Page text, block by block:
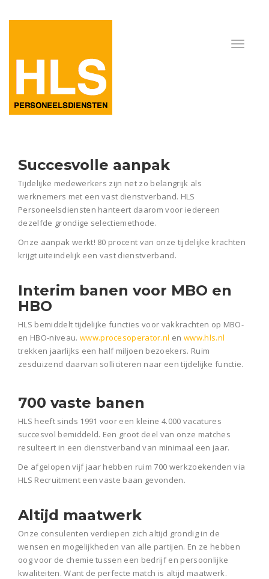
Succesvolle aanpak
Tijdelijke medewerkers zijn net zo belangrijk als
werknemers met een vast dienstverband. HLS
Personeelsdiensten hanteert daarom voor iedereen
dezelfde grondige selectiemethode.
Onze aanpak werkt! 80 procent van onze tijdelijke krachten
krijgt uiteindelijk een vast dienstverband.
Interim banen voor MBO en
HBO
HLS bemiddelt tijdelijke functies voor vakkrachten op MBO-
en HBO-niveau. www.procesoperator.nl enwww.hls.nl
trekken jaarlijks een half miljoen bezoekers. Ruim
zesduizend daarvan solliciteren naar een tijdelijke functie.
700 vaste banen
HLS heeft sinds 1991 voor een kleine 4.000 vacatures
succesvol bemiddeld. Een groot deel van onze matches
resulteert in een dienstverband van minimaal een jaar.
De afgelopen vijf jaar hebben ruim 700 werkzoekenden via
HLS Recruitment een vaste baan gevonden.
Altijd maatwerk
Onze consulenten verdiepen zich altijd grondig in de
wensen en mogelijkheden van alle partijen. En ze hebben
oog voor de chemie tussen een bedrijf en persoonlijke
kwaliteiten. Want de perfecte match is altijd maatwerk.